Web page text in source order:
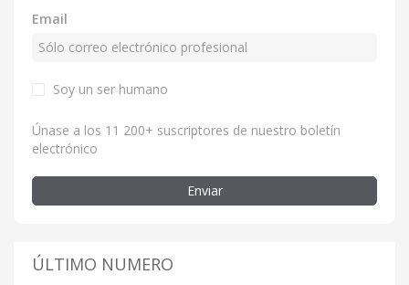
Email
Soy un ser humano
Únase a los 11 200+ suscriptores de nuestro boletín
electrónico
Enviar
ÚLTIMO NUMERO